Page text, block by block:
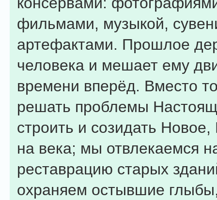
фильмами, музыкой,
артефактами. Прошлое
человека и мешает ему
времени вперёд. Вместо
решать проблемы
строить и созидать
на века; мы отвлекаемся
реставрацию старых
охраняем остывшие